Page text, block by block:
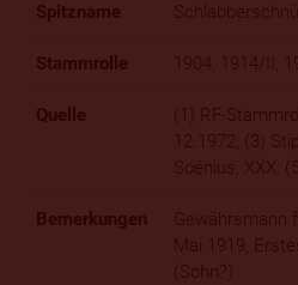
1904, 1914/II,
(1) RF-
12.1972, (3)
Soénius, XXX:
Gewährsmann
Mai 1919,
(Sohn?)